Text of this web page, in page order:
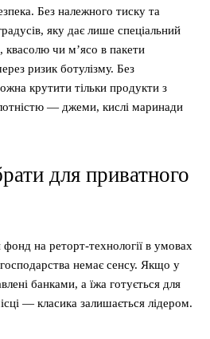
Без належного тиску та
яку дає лише спеціальний
квасолю чи м’ясо в пакети
ризик ботулізму. Без
крутити тільки продукти з
— джеми, кислі маринади
для приватного
на реторт-технології в умовах
немає сенсу. Якщо у
банками, а їжа готується для
— класика залишається лідером.